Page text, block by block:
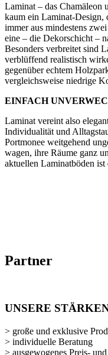
Laminat – das Chamäleon
kaum ein Laminat-Design,
immer aus mindestens
eine – die Dekorschicht –
Besonders verbreitet sind
verblüffend realistisch
gegenüber echtem
vergleichsweise niedrige
EINFACH
Laminat vereint also
Individualität und
Portmonee weitgehend
wagen, ihre Räume ganz
aktuellen Laminatböden
Partner
UNSERE
> große und exklusive
> individuelle Beratung
> ausgewogenes Preis-